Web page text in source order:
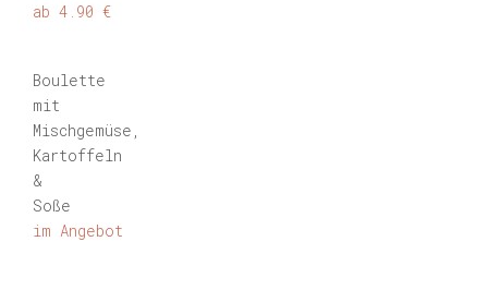
ab 4.90 €
Boulette
mit
Mischgemüse,
Kartoffeln
&
Soße
im Angebot